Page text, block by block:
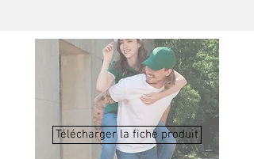
Télécharger la fiche produit